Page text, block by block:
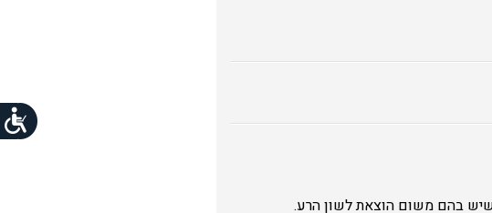
שיש בהם משום הוצאת לשון הרע.